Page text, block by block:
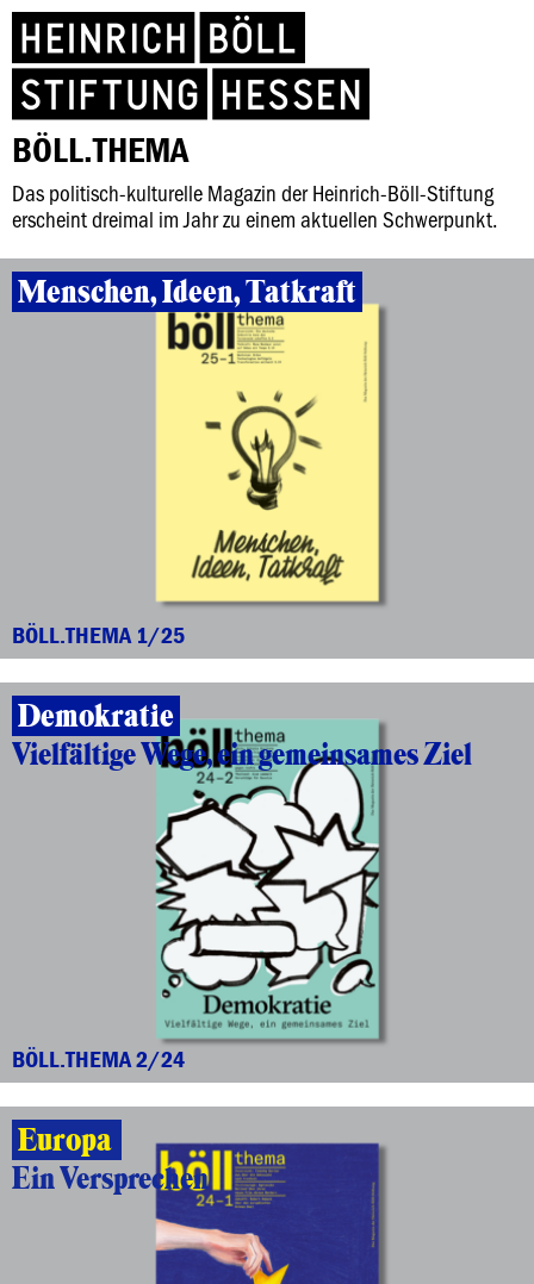
BÖLL.THEMA
Das politisch-kulturelle Magazin der Heinrich-Böll-Stiftung
erscheint dreimal im Jahr zu einem aktuellen Schwerpunkt.
Menschen, Ideen, Tatkraft
BÖLL.THEMA 1/25
Demokratie
Vielfältige Wege, ein gemeinsames Ziel
BÖLL.THEMA 2/24
Europa
Ein Versprechen